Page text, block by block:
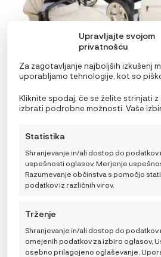
Upravljajte svojom
privatnošću
Za zagotavljanje najboljših izkušenj
uporabljamo tehnologije, kot so
tehnologije nam in našim
osebnih podatkov, kot so vedenje pri
identifikatorji na tem spletnem
funkcije in funkcije.
Kliknite spodaj, če se želite strinjati z
izbrati podrobne možnosti. Vaše
uporabite preklopna stikala v
kliknete gumb za upravljanje soglasja
Statistika
Shranjevanje in/ali dostop do podatkov
uspešnosti oglasov, Merjenje
Razumevanje občinstva s pomočjo
podatkov iz različnih virov.
Trženje
Shranjevanje in/ali dostop do podatkov
omejenih podatkov za izbiro oglasov,
osebno prilagojeno oglaševanje,
iCandy Peach 7 voziček 2v1,
IZVIRNA
CENA
JE
BILA:
1.399,00€
CENA
JE: